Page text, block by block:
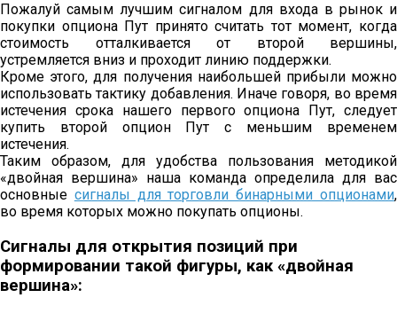
Пожалуй самым лучшим сигналом для входа в рынок и
покупки опциона Пут принято считать тот момент, когда
стоимость отталкивается от второй вершины,
устремляется вниз и проходит линию поддержки.
Кроме этого, для получения наибольшей прибыли можно
использовать тактику добавления. Иначе говоря, во время
истечения срока нашего первого опциона Пут, следует
купить второй опцион Пут с меньшим временем
истечения.
Таким образом, для удобства пользования методикой
«двойная вершина» наша команда определила для вас
основные сигналы для торговли бинарными опционами,
во время которых можно покупать опционы.
Сигналы для открытия позиций при
формировании такой фигуры, как «двойная
вершина»: